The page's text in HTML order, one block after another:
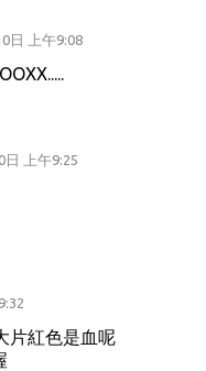
日 上午9:08
日 上午9:25
片紅色是血呢